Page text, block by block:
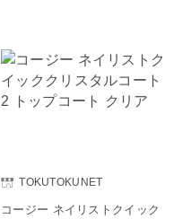
TOKUTOKUNET
コージー ネイリストクイック